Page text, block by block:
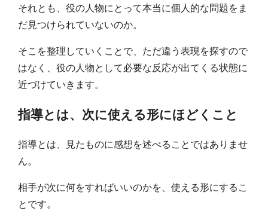
それとも、役の人物にとって本当に個人的な問題をま
だ見つけられていないのか。
そこを整理していくことで、ただ違う表現を探すので
はなく、役の人物として必要な反応が出てくる状態に
近づけていきます。
指導とは、次に使える形にほどくこと
指導とは、見たものに感想を述べることではありませ
ん。
相手が次に何をすればいいのかを、使える形にするこ
とです。